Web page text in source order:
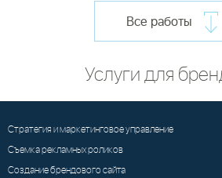
Все работы
Услуги для
Стратегия и маркетинговое управление
Съемка рекламных роликов
Создание брендового сайта